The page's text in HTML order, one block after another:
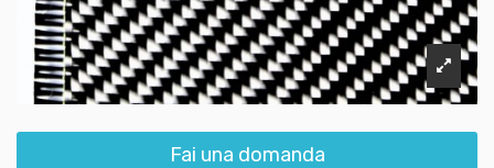
Fai una domanda